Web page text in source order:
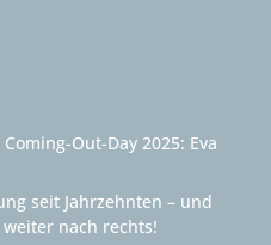
Out-Day 2025: Eva
seit Jahrzehnten – und
nach rechts!